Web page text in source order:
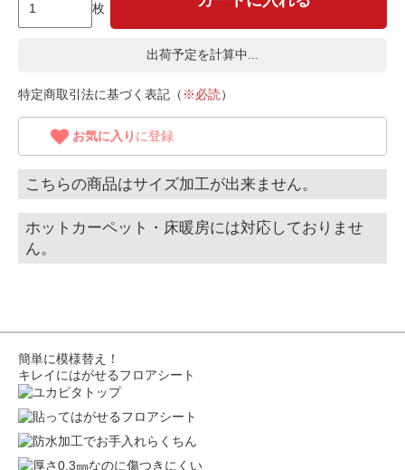
枚
出荷予定を計算中...
特定商取引法に基づく表記（ ※必読）
お気に入り に登録
こちらの商品はサイズ加工が出来ません。
ホットカーペット・床暖房には対応しておりませ
ん。
簡単に模様替え！
キレイにはがせるフロアシート